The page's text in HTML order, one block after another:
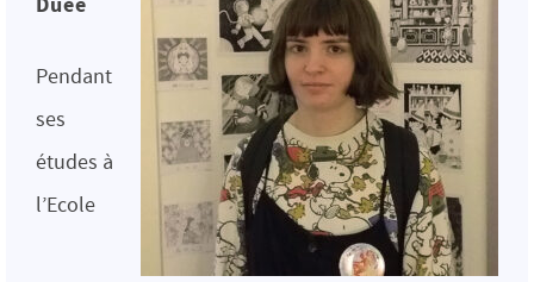
Pendant
ses
études à
l’Ecole